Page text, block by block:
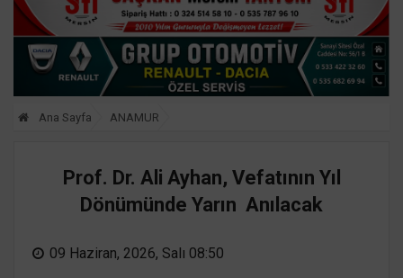
Ana Sayfa ANAMUR
Prof. Dr. Ali Ayhan, Vefatının Yıl
Dönümünde Yarın Anılacak
09 Haziran, 2026, Salı 08:50